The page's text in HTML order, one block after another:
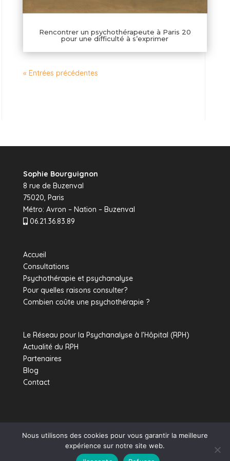
Rencontrer un psychothérapeute à Paris 20
pour une difficulté à s’exprimer
« Entrées précédentes
Sophie Bourguignon
8 rue de Buzenval
75020, Paris
Métro: Avron – Nation – Buzenval
06.21.36.83.89
Accueil
Consultations
Psychothérapie et psychanalyse
Pour quelles raisons consulter?
Combien coûte une psychothérapie ?
Le Réseau pour la Psychanalyse à l’Hôpital (RPH)
Actualité du RPH
Partenaires
Blog
Contact
Prendre RDV sur Doctolib
Nous utilisons des cookies pour vous garantir la meilleure
expérience sur notre site web.